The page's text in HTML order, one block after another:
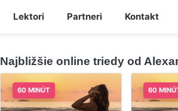
Lektori Partneri Kontakt
Najbližšie online triedy od
60 MINÚT 60